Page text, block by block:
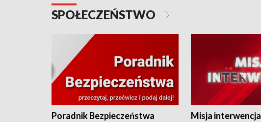
SPOŁECZEŃSTWO
Poradnik Bezpieczeństwa Misja interwencja